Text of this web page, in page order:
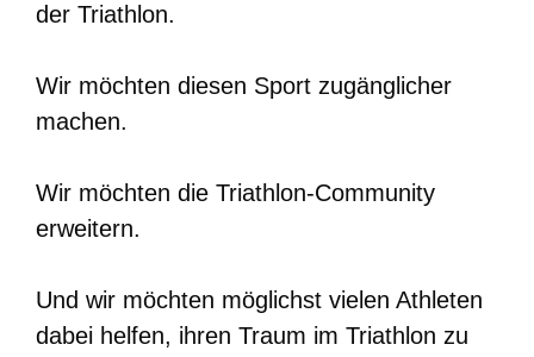
der Triathlon.
Wir möchten diesen Sport zugänglicher
machen.
Wir möchten die Triathlon-Community
erweitern.
Und wir möchten möglichst vielen Athleten
dabei helfen, ihren Traum im Triathlon zu